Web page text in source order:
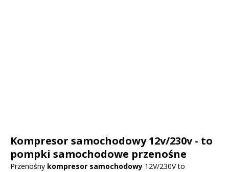
Kompresor samochodowy 12v/230v - to
pompki samochodowe przenośne
Przenośny kompresor samochodowy 12V/230V to